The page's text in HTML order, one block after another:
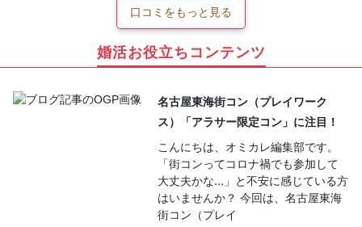
口コミをもっと見る
婚活お役立ちコンテンツ
名古屋東海街コン（プレイワーク
ス）「アラサー限定コン」に注目！
こんにちは、オミカレ編集部です。
「街コンってコロナ禍でも参加して
大丈夫かな…」と不安に感じている方
はいませんか？ 今回は、名古屋東海
街コン（プレイ